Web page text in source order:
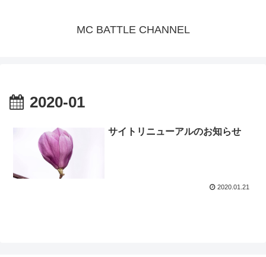
MC BATTLE CHANNEL
2020-01
サイトリニューアルのお知らせ
2020.01.21